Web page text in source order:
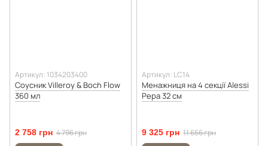
Артикул: 1034203400
Соусник Villeroy & Boch Flow
360 мл
2 758 грн 4 796 грн
Артикул: LC14
Менажниця на 4 секції Alessi
Pepa 32 см
9 325 грн 11 656 грн